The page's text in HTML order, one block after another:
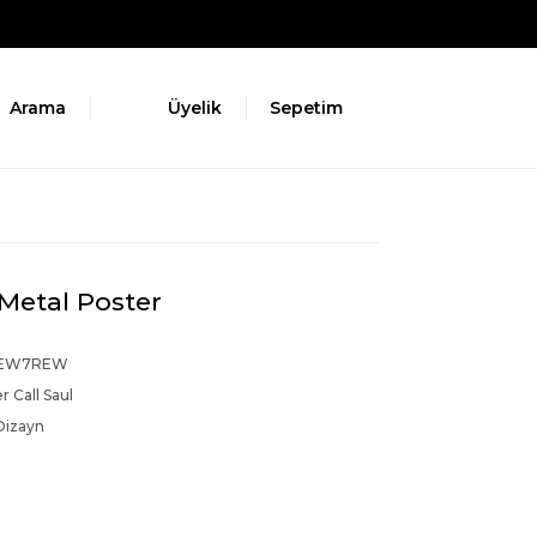
Arama Üyelik Sepetim
Poster
Call Saul